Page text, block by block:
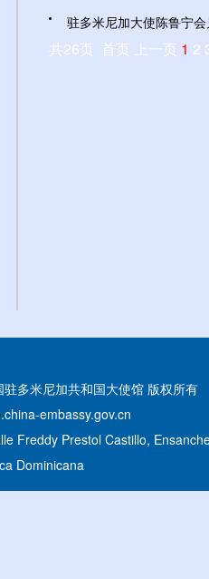
驻多米尼加大使陈鲁宁
共26页 首页 上一页 1 2
多米尼加共和国大使馆 版权所有
embassy.gov.cn
Freddy Prestol Castillo,
Dominicana